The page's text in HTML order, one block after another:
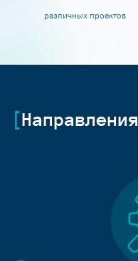
различных проектов
Направления